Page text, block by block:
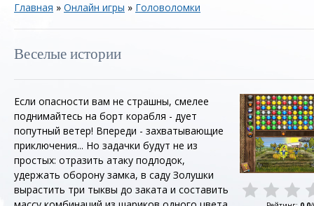
Главная » Онлайн игры » Головоломки
Веселые истории
Если опасности вам не страшны, смелее
поднимайтесь на борт корабля - дует
попутный ветер! Впереди - захватывающие
приключения... Но задачки будут не из
простых: отразить атаку подлодок,
удержать оборону замка, в саду Золушки
вырастить три тыквы до заката и составить